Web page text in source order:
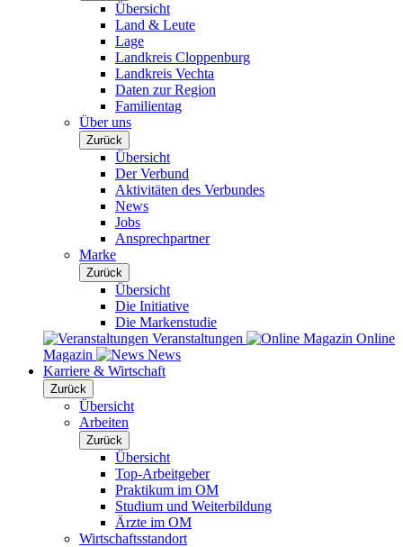
Übersicht
Land & Leute
Lage
Landkreis Cloppenburg
Landkreis Vechta
Daten zur Region
Familientag
Über uns
Zurück
Übersicht
Der Verbund
Aktivitäten des Verbundes
News
Jobs
Ansprechpartner
Marke
Zurück
Übersicht
Die Initiative
Die Markenstudie
Veranstaltungen
Online
Magazin
News
Karriere & Wirtschaft
Zurück
Übersicht
Arbeiten
Zurück
Übersicht
Top-Arbeitgeber
Praktikum im OM
Studium und Weiterbildung
Ärzte im OM
Wirtschaftsstandort